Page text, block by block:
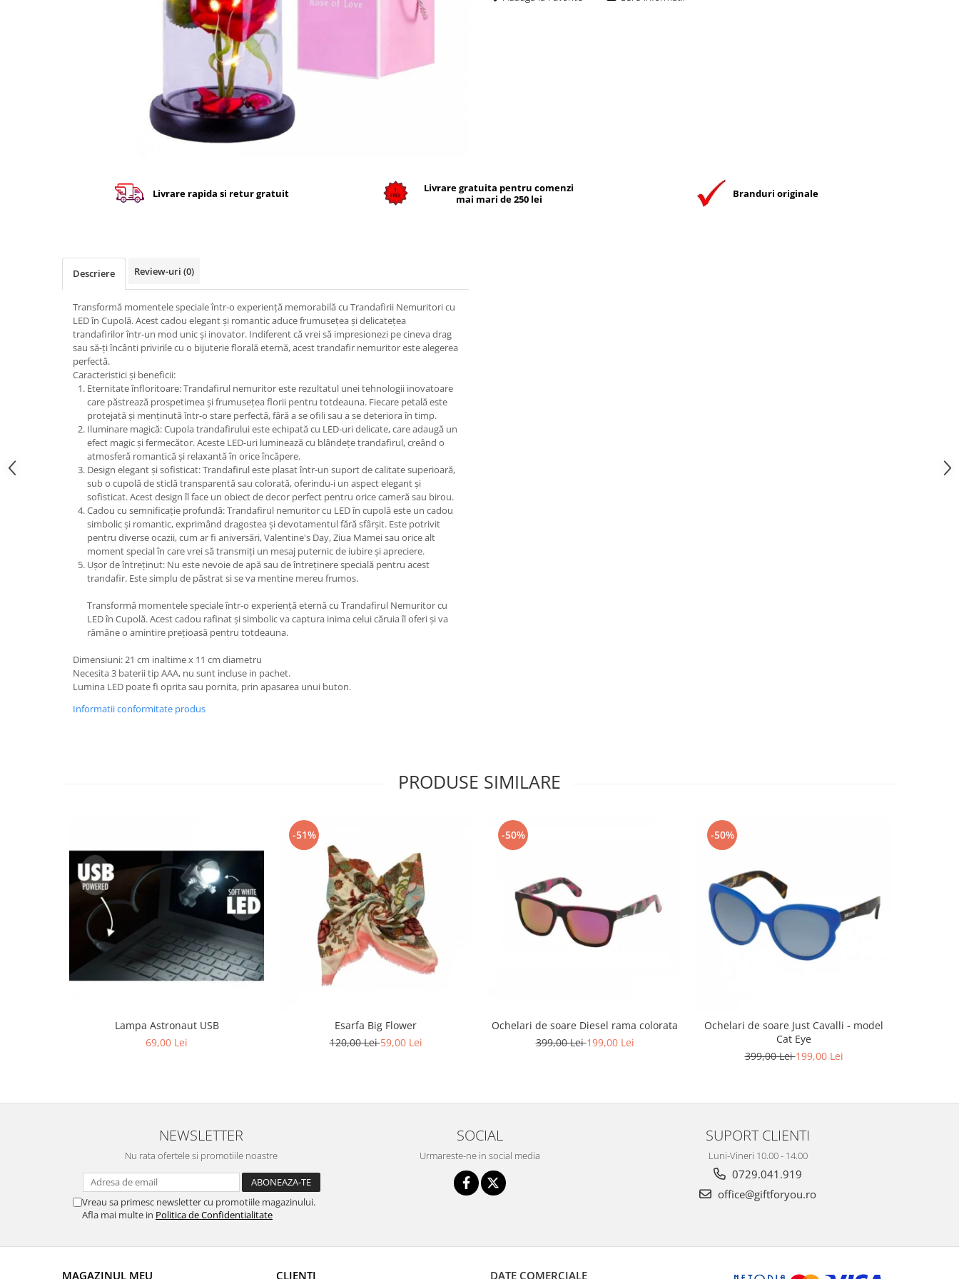
Livrare rapida si retur gratuit
Livrare gratuita pentru comenzi
mai mari de 250 lei
Branduri originale
Descriere Review-uri (0)
Transformă momentele speciale într-o experiență memorabilă cu Trandafirii Nemuritori cu
LED în Cupolă. Acest cadou elegant și romantic aduce frumusețea și delicatețea
trandafirilor într-un mod unic și inovator. Indiferent că vrei să impresionezi pe cineva drag
sau să-ți încânti privirile cu o bijuterie florală eternă, acest trandafir nemuritor este alegerea
perfectă.
Caracteristici și beneficii:
Eternitate înfloritoare: Trandafirul nemuritor este rezultatul unei tehnologii inovatoare
care păstrează prospetimea și frumusețea florii pentru totdeauna. Fiecare petală este
protejată și menținută într-o stare perfectă, fără a se ofili sau a se deteriora în timp.
Iluminare magică: Cupola trandafirului este echipată cu LED-uri delicate, care adaugă un
efect magic și fermecător. Aceste LED-uri luminează cu blândețe trandafirul, creând o
atmosferă romantică și relaxantă în orice încăpere.
Design elegant și sofisticat: Trandafirul este plasat într-un suport de calitate superioară,
sub o cupolă de sticlă transparentă sau colorată, oferindu-i un aspect elegant și
sofisticat. Acest design îl face un obiect de decor perfect pentru orice cameră sau birou.
Cadou cu semnificație profundă: Trandafirul nemuritor cu LED în cupolă este un cadou
simbolic și romantic, exprimând dragostea și devotamentul fără sfârșit. Este potrivit
pentru diverse ocazii, cum ar fi aniversări, Valentine's Day, Ziua Mamei sau orice alt
moment special în care vrei să transmiți un mesaj puternic de iubire și apreciere.
Ușor de întreținut: Nu este nevoie de apă sau de întreținere specială pentru acest
trandafir. Este simplu de păstrat si se va mentine mereu frumos.
Transformă momentele speciale într-o experiență eternă cu Trandafirul Nemuritor cu
LED în Cupolă. Acest cadou rafinat și simbolic va captura inima celui căruia îl oferi și va
rămâne o amintire prețioasă pentru totdeauna.
Dimensiuni: 21 cm inaltime x 11 cm diametru
Necesita 3 baterii tip AAA, nu sunt incluse in pachet.
Lumina LED poate fi oprita sau pornita, prin apasarea unui buton.
Informatii conformitate produs
PRODUSE SIMILARE
Lampa Astronaut USB
69,00 Lei
-51%
Esarfa Big Flower
120,00 Lei59,00 Lei
-50%
Ochelari de soare Diesel rama colorata
399,00 Lei199,00 Lei
-50%
Ochelari de soare Just Cavalli - model
Cat Eye
399,00 Lei199,00 Lei
NEWSLETTER
Nu rata ofertele si promotiile noastre
Vreau sa primesc newsletter cu promotiile magazinului.
Afla mai multe in Politica de Confidentialitate
SOCIAL
Urmareste-ne in social media
SUPORT CLIENTI
Luni-Vineri 10.00 - 14.00
0729.041.919
office@giftforyou.ro
MAGAZINUL MEU CLIENTI DATE COMERCIALE